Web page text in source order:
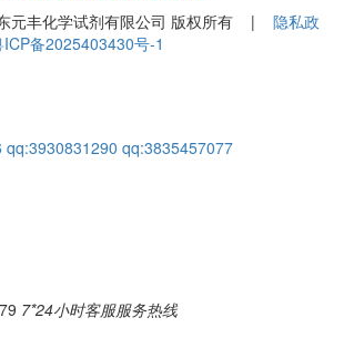
元丰化学试剂有限公司 版权所有 | 隐私政
ICP备2025403430号-1
qq:3930831290 qq:3835457077
7*24小时客服服务热线